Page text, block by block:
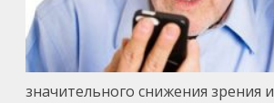
значительного снижения зрения